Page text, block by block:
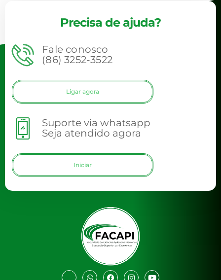
Precisa de ajuda?
Fale conosco
(86) 3252-3522
Ligar agora
Suporte via whatsapp
Seja atendido agora
Iniciar